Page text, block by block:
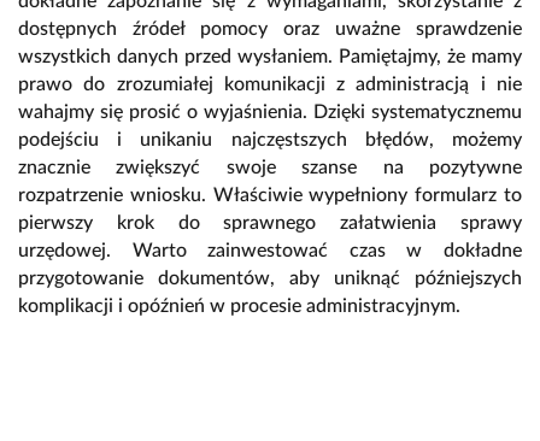
dostępnych źródeł pomocy oraz uważne sprawdzenie
wszystkich danych przed wysłaniem. Pamiętajmy, że mamy
prawo do zrozumiałej komunikacji z administracją i nie
wahajmy się prosić o wyjaśnienia. Dzięki systematycznemu
podejściu i unikaniu najczęstszych błędów, możemy
znacznie zwiększyć swoje szanse na pozytywne
rozpatrzenie wniosku. Właściwie wypełniony formularz to
pierwszy krok do sprawnego załatwienia sprawy
urzędowej. Warto zainwestować czas w dokładne
przygotowanie dokumentów, aby uniknąć późniejszych
komplikacji i opóźnień w procesie administracyjnym.